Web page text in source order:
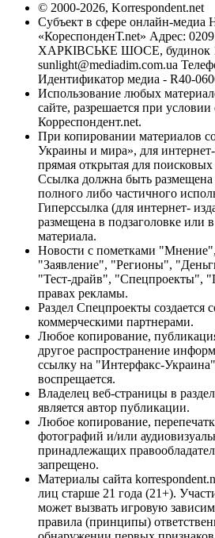
© 2000-2026, Korrespondent.net
Субъект в сфере онлайн-медиа
«КореспонденТ.net» Адрес:
ХАРКІВСЬКЕ ШОСЕ, будинок
sunlight@mediadim.com.ua
Идентификатор медиа - R40-
Использование любых
сайте, разрешается при
Корреспондент.net.
При копировании материалов
Украины и мира», для интернет-
прямая открытая для
Ссылка должна быть размещена
полного либо частичного
Гиперссылка (для интернет-
размещена в подзаголовке или
материала.
Новости с пометками
"Заявление", "Регионы",
"Тест-драйв", "Спецпроекты",
правах рекламы.
Раздел Спецпроекты создается
коммерческими партнерами.
Любое копирование,
другое распространение
ссылку на "Интерфакс-
воспрещается.
Владелец веб-страницы в
является автор публикации.
Любое копирование,
фотографий и/или
принадлежащих
запрещено.
Материалы сайта
лиц старше 21 года (21+).
может вызвать игровую
правила (принципы)